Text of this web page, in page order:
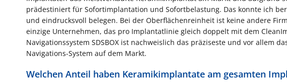
prädestiniert für Sofortimplantation und Sofortbelastung. Das konnte ich
und eindrucksvoll belegen. Bei der Oberflächenreinheit ist keine andere
einzige Unternehmen, das pro Implantatlinie gleich doppelt mit dem
Navigationssystem SDSBOX ist nachweislich das präziseste und vor allem
Navigations-System auf dem Markt.
Welchen Anteil haben Keramikimplantate am gesamten